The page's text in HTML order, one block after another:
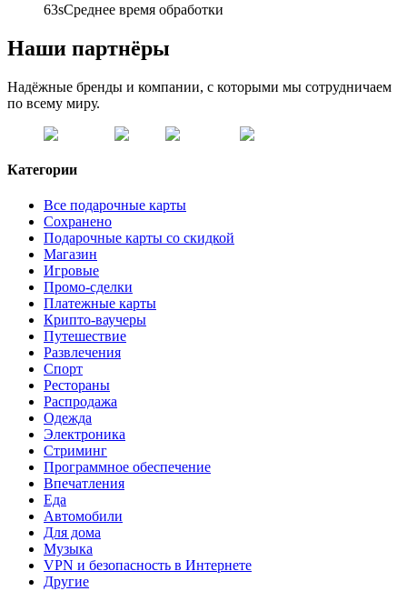
63sСреднее время обработки
Наши партнёры
Надёжные бренды и компании, с которыми мы сотрудничаем
по всему миру.
Категории
Все подарочные карты
Сохранено
Подарочные карты со скидкой
Магазин
Игровые
Промо-сделки
Платежные карты
Крипто-ваучеры
Путешествие
Развлечения
Спорт
Рестораны
Распродажа
Одежда
Электроника
Стриминг
Программное обеспечение
Впечатления
Еда
Автомобили
Для дома
Музыка
VPN и безопасность в Интернете
Другие